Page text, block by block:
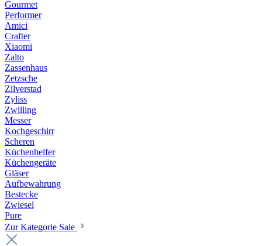
Gourmet
Performer
Amici
Crafter
Xiaomi
Zalto
Zassenhaus
Zetzsche
Zilverstad
Zyliss
Zwilling
Messer
Kochgeschirr
Scheren
Küchenhelfer
Küchengeräte
Gläser
Aufbewahrung
Bestecke
Zwiesel
Pure
Zur Kategorie Sale